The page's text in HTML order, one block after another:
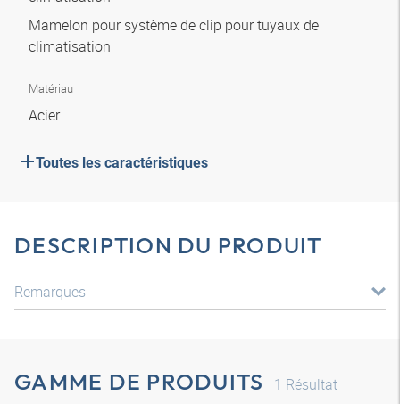
Mamelon pour système de clip pour tuyaux de
climatisation
Matériau
Acier
Toutes les caractéristiques
DESCRIPTION DU PRODUIT
Remarques
GAMME DE PRODUITS 1 Résultat